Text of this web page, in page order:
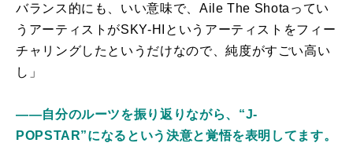
バランス的にも、いい意味で、Aile The Shotaってい
うアーティストがSKY-HIというアーティストをフィー
チャリングしたというだけなので、純度がすごい高い
し」
――自分のルーツを振り返りながら、“J-
POPSTAR”になるという決意と覚悟を表明してます。